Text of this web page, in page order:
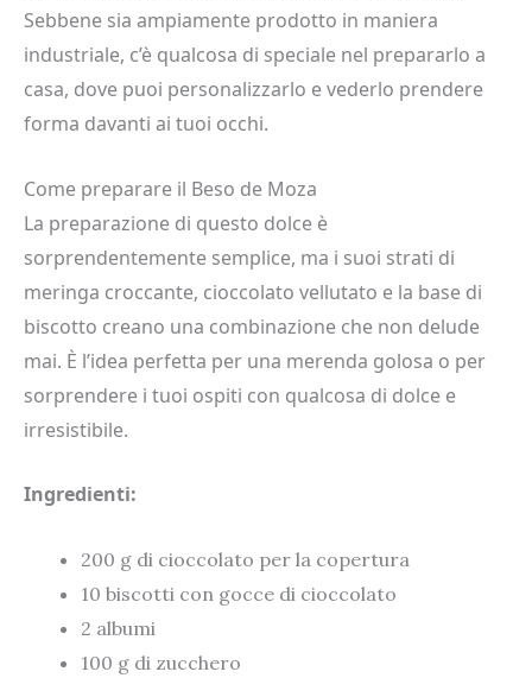
Sebbene sia ampiamente prodotto in maniera
industriale, c’è qualcosa di speciale nel prepararlo a
casa, dove puoi personalizzarlo e vederlo prendere
forma davanti ai tuoi occhi.
Come preparare il Beso de Moza
La preparazione di questo dolce è
sorprendentemente semplice, ma i suoi strati di
meringa croccante, cioccolato vellutato e la base di
biscotto creano una combinazione che non delude
mai. È l’idea perfetta per una merenda golosa o per
sorprendere i tuoi ospiti con qualcosa di dolce e
irresistibile.
Ingredienti:
200 g di cioccolato per la copertura
10 biscotti con gocce di cioccolato
2 albumi
100 g di zucchero